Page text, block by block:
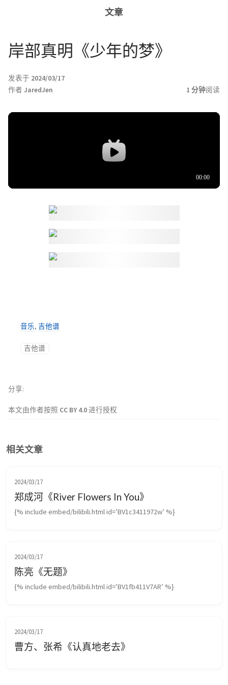
文章
岸部真明《少年的梦》
发表于 2024/03/17
作者 JaredJen 1 分钟阅读
音乐, 吉他谱
吉他谱
本文由作者按照 CC BY 4.0进行授权
分享
相关文章
2024/03/17
郑成河《River Flowers In You》
{% include embed/bilibili.html id=’BV1c3411972w’ %}
2024/03/17
陈亮《无题》
{% include embed/bilibili.html id=’BV1fb411V7AR’ %}
2024/03/17
曹方、张希《认真地老去》